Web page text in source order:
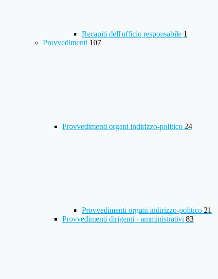
Recapiti dell'ufficio responsabile 1
Provvedimenti 107
Provvedimenti organi indirizzo-politico 24
Provvedimenti organi indirizzo-politico 21
Provvedimenti dirigenti - amministrativi 83